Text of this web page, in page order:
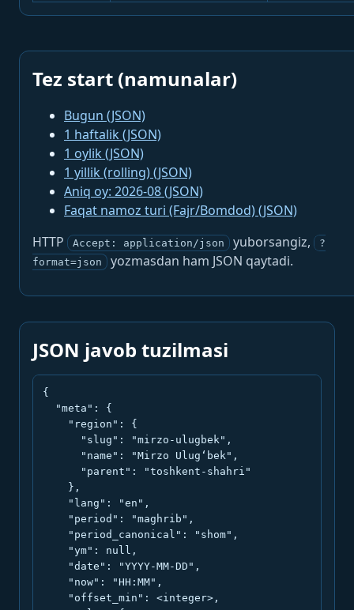
Tez start (namunalar)
Bugun (JSON)
1 haftalik (JSON)
1 oylik (JSON)
1 yillik (rolling) (JSON)
Aniq oy: 2026-08 (JSON)
Faqat namoz turi (Fajr/Bomdod) (JSON)
HTTP
Accept: application/json yuborsangiz,
?
format=json
yozmasdan ham JSON qaytadi.
JSON javob tuzilmasi
{
  "meta": {
    "region": {
      "slug": "mirzo-ulugbek",
      "name": "Mirzo Ulug‘bek",
      "parent": "toshkent-shahri"
    },
    "lang": "en",
    "period": "maghrib",
    "period_canonical": "shom",
    "ym": null,
    "date": "YYYY-MM-DD",
    "now": "HH:MM",
    "offset_min": <integer>,